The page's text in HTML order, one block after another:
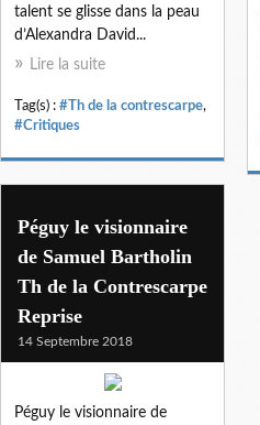
talent se glisse dans la peau
d’Alexandra David...
Lire la suite
Tag(s) : #Th de la contrescarpe,
#Critiques
Péguy le visionnaire
de Samuel Bartholin
Th de la Contrescarpe
Reprise
14 Septembre 2018
Péguy le visionnaire de